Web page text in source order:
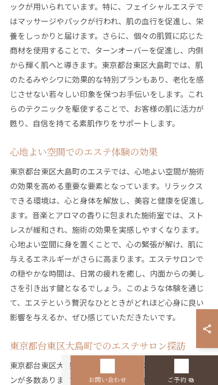
ックが用いられています。特に、フェイシャルエステで
はマッサージやパックが行われ、肌の血行を促進し、栄
養をしっかりと届けます。さらに、個々の肌質に応じた
商材を使用することで、ターンオーバーを促進し、内側
から輝く肌へと導きます。東京都台東区大島町では、肌
のたるみやシワに効果的な特別プランもあり、老化を感
じさせない若々しい印象を保つお手伝いをします。これ
らのテクニックを駆使することで、お客様の肌に活力が
甦り、自信を持てる素肌作りをサポートします。
心地よい空間でのエステ体験の効果
東京都台東区大島町のエステでは、心地よい空間が施術
の効果を高める重要な要素となっています。リラックス
できる環境は、心と身体を解放し、美容と健康を促進し
ます。音楽とアロマの香りに包まれた施術室では、スト
レスが緩和され、施術の効果を実感しやすくなります。
心地よい空間に身を置くことで、心の緊張が解け、肌に
与えるエネルギーがさらに高まります。エステサロンで
の穏やかな時間は、日常の疲れを癒し、内面からの美し
さを引き出す鍵となるでしょう。このような体験を通じ
て、エステという贅沢なひとときがどれほど心身に良い
影響を与えるか、ぜひ感じていただきたいです。
東京都台東区大島町でのエステサロン探訪
東京都台東区大島町には、個性的で魅力的なエステサロ
ンが多数あります。各サロンは独自の施術法やリラクゼ
お問い合わせ ご予約